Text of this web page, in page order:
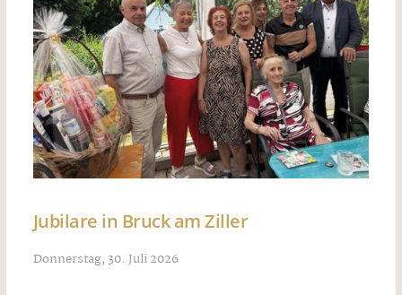
Jubilare in Bruck am Ziller
Donnerstag, 30. Juli 2026